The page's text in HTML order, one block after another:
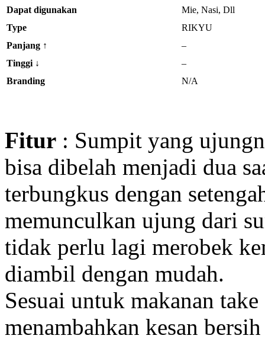
Dapat digunakan
Mie, Nasi, Dll
Type
RIKYU
Panjang ↑
–
Tinggi ↓
–
Branding
N/A
Fitur : Sumpit yang
bisa dibelah menjadi dua
terbungkus dengan
memunculkan ujung dari
tidak perlu lagi merobek
diambil dengan mudah.
Sesuai untuk makanan
menambahkan kesan